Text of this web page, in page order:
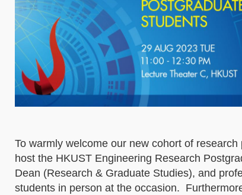
To warmly welcome our new cohort of
host the HKUST Engineering Research
Dean (Research & Graduate Studies), and
students in person at the occasion.